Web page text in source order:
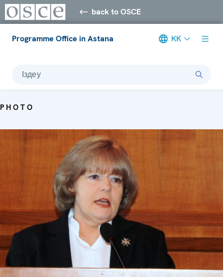
back to OSCE
Programme Office in Astana KK
Іздеу
PHOTO